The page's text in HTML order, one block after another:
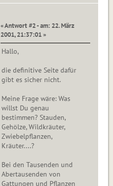
« Antwort #2 - am: 22. März
2001, 21:37:01 »
Hallo,
die definitive Seite dafür
gibt es sicher nicht.
Meine Frage wäre: Was
willst Du genau
bestimmen? Stauden,
Gehölze, Wildkräuter,
Zwiebelpflanzen,
Kräuter....?
Bei den Tausenden und
Abertausenden von
Gattungen und Pflanzen